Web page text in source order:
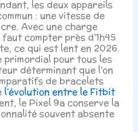
les deux appareils
: une vitesse de
Avec une charge
compter près d’1h45
ce qui est lent en 2026.
primordial pour tous les
déterminant que l’on
de bracelets
l’évolution entre le Fitbit
le Pixel 9a conserve la
souvent absente